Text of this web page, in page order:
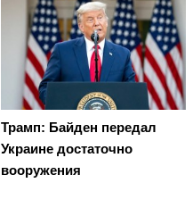
Трамп: Байден передал
Украине достаточно
вооружения